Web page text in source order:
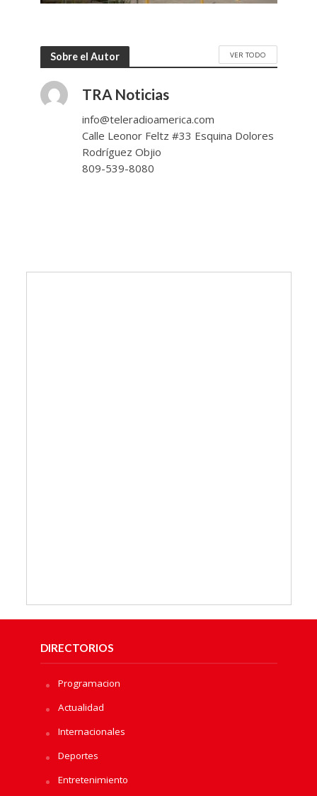
Sobre el Autor VER TODO
TRA Noticias
info@teleradioamerica.com
Calle Leonor Feltz #33 Esquina Dolores
Rodríguez Objio
809-539-8080
DIRECTORIOS
Programacion
Actualidad
Internacionales
Deportes
Entretenimiento